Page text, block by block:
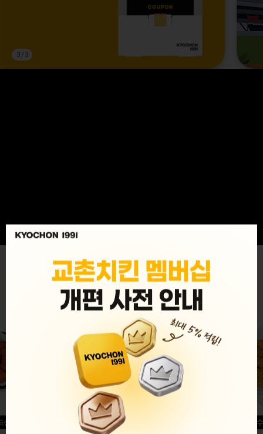
3/ 3
MENU
글윙
반반순살[레드+허니]
허니옥